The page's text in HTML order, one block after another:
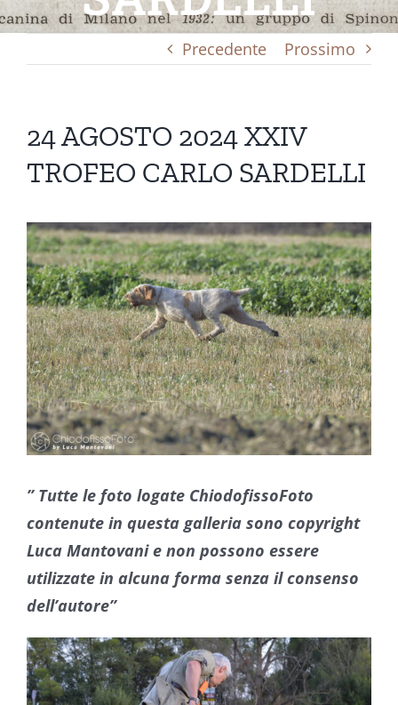
Precedente Prossimo
24 AGOSTO 2024 XXIV
TROFEO CARLO SARDELLI
Ingrandisci
immagine
” Tutte le foto logate ChiodofissoFoto
contenute in questa galleria sono copyright
Luca Mantovani e non possono essere
utilizzate in alcuna forma senza il consenso
dell’autore”